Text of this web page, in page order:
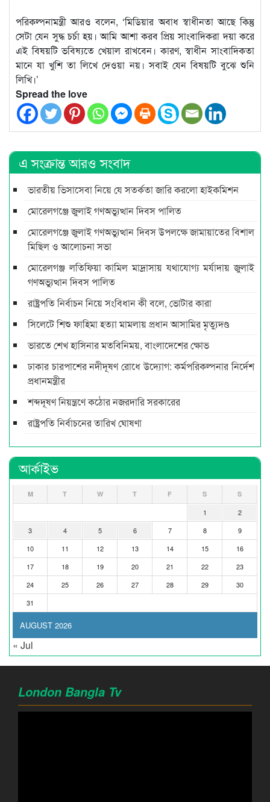
পরিকল্পনামন্ত্রী আরও বলেন, ‘মিডিয়ার অবাধ স্বাধীনতা আছে কিন্তু
সেটা যেন সুদ্ধ চর্চা হয়। আমি আশা করব প্রিয় সাংবাদিকরা দয়া করে
এই বিষয়টি ভবিষ্যতে খেয়াল রাখবেন। কারণ, স্বাধীন সাংবাদিকতা
মানে যা খুশি তা লিখে দেওয়া নয়। সবাই যেন বিষয়টি বুঝে শুনি
লিখি।’
Spread the love
এ সংক্রান্ত আরও সংবাদ
ভারতীয় ভিসাসেবা নিয়ে যে সতর্কতা জারি করলো হাইকমিশন
মোরেলগঞ্জে জুলাই গণঅভ্যুত্থান দিবস পালিত
মোরেলগঞ্জে জুলাই গণঅভ্যুত্থান দিবস উপলক্ষে জামায়াতের বিশাল
মিছিল ও আলোচনা সভা
মোরেলগঞ্জ লতিফিয়া কামিল মাদ্রাসায় যথাযোগ্য মর্যাদায় জুলাই
গণঅভ্যুত্থান দিবস পালিত
রাষ্ট্রপতি নির্বাচন নিয়ে সংবিধান কী বলে, ভোটার কারা
সিলেটে শিশু ফাহিমা হত্যা মামলায় প্রধান আসামির মৃত্যুদণ্ড
ভারতে শেখ হাসিনার মতবিনিময়, বাংলাদেশের ক্ষোভ
ঢাকার চারপাশের নদীদূষণ রোধে উদ্যোগ: কর্মপরিকল্পনার নির্দেশ
প্রধানমন্ত্রীর
শব্দদূষণ নিয়ন্ত্রণে কঠোর নজরদারি সরকারের
রাষ্ট্রপতি নির্বাচনের তারিখ ঘোষণা
আর্কাইভ
AUGUST 2026
M T W T F S S
1
2
3
4 5 6 7 8
9
10
11 12 13 14 15
16
17
18 19 20 21 22
23
24
25 26 27 28 29
30
31
« Jul
London Bangla Tv